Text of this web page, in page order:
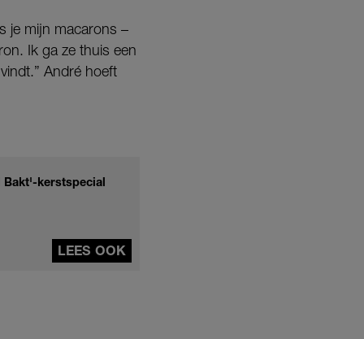
je mijn macarons –
Ik ga ze thuis een
André hoeft
Bakt'-kerstspecial
LEES OOK